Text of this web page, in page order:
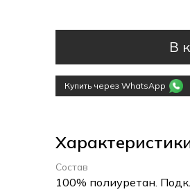
В
Купить через WhatsApp
Состав
100% полиуретан.